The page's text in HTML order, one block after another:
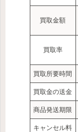
買取金額
買取率
買取所要時間
買取金の送金
商品発送期限
キャンセル料